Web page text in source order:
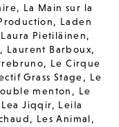
, La Main sur la
, Laden
Laura Pietiläinen,
, Laurent Barboux,
, Le Cirque
Grass Stage, Le
menton , Le
Lea Jiqqir, Leila
, Les Animal,